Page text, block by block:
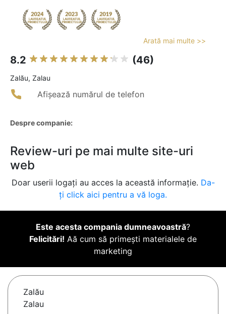
Arată mai multe >>
8.2 (46)
Zalău, Zalau
Afișează numărul de telefon
Despre companie:
Review-uri pe mai multe site-uri
web
Doar userii logați au acces la această informație. Da-
ți click aici pentru a vă loga.
Este acesta compania dumneavoastră?
Felicitări! Aă cum să primești materialele de
marketing
Zalău
Zalau